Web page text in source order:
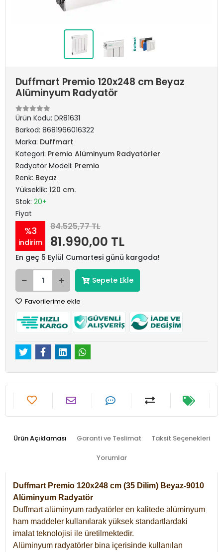
Duffmart Premio 120x248 cm Beyaz
Alüminyum Radyatör
Ürün Kodu: DR81631
Barkod: 8681966016322
Marka: Duffmart
Kategori: Premio Alüminyum Radyatörler
Radyatör Modeli: Premio
Renk: Beyaz
Yükseklik: 120 cm.
Stok: 20+
Fiyat
%3
indirim
84.525,77 TL
81.990,00 TL
En geç 5 Eylül Cumartesi günü kargoda!
Sepete Ekle
Favorilerime ekle
Ürün Açıklaması Garanti ve Teslimat Taksit Seçenekleri
Yorumlar
Duffmart Premio 120x248 cm (35 Dilim) Beyaz-9010
Alüminyum Radyatör
Duffmart alüminyum radyatörler en kalitede alüminyum
ham maddeler kullanılarak yüksek standartlardaki
imalat teknolojisi ile üretilmektedir.
Alüminyum radyatörler bina içerisinde kullanılan